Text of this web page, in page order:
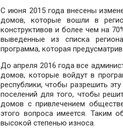
С июня 2015 года внесены
домов, которые вошли в
конструктивов и более чем на
выведенные из списка
программа, которая
До апреля 2016 года все
домов, которые войдут в
республики, чтобы разрешить
поселений для того, чтобы
домов с привлечением
этого вопроса имеется. Таким
высокой степенью износа.